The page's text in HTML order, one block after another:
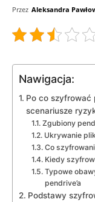
Przez Aleksandra
Nawigacja:
Po co szyfrować
scenariusze
Zgubiony
Ukrywanie
Co
Kiedy
Typowe
pendrive’a
Podstawy